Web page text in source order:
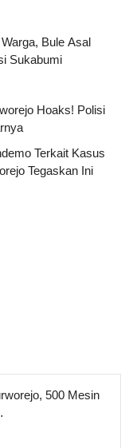
Bule Asal
Sukabumi
Hoaks! Polisi
Terkait Kasus
Tegaskan Ini
500 Mesin